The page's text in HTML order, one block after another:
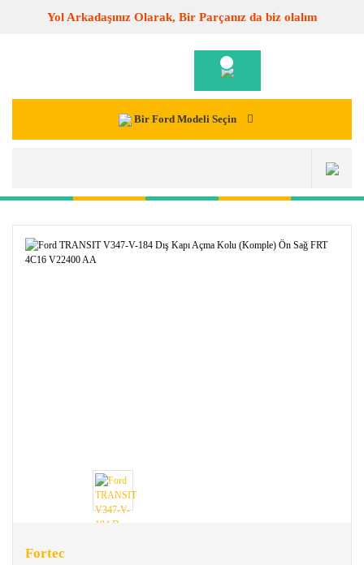
Yol Arkadaşınız Olarak, Bir Parçanız da biz olalım
Bir Ford Modeli Seçin
Fortec